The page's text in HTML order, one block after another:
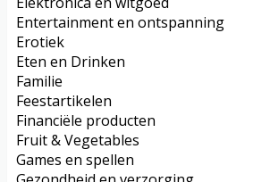
Entertainment en ontspanning
Erotiek
Eten en Drinken
Familie
Feestartikelen
Financiële producten
Fruit & Vegetables
Games en spellen